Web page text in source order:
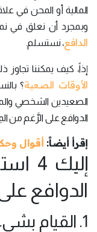
المالية أو المحن في
وبمجرد أن نعلق في
الدافع، نستسلم.
إذاً، كيف يمكننا
الأوقات الصعبة؟
الصعيدين الشخصي
الدوافع على الرَّغم من
إقرأ أيضاً: أقوال
الدوافع
1. القيام بشيء يُشعِرك بالرضى: